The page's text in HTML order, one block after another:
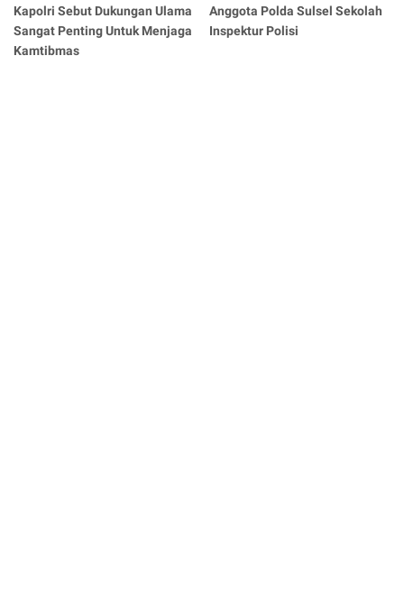
Kapolri Sebut Dukungan Ulama
Sangat Penting Untuk Menjaga
Kamtibmas
Anggota Polda Sulsel Sekolah
Inspektur Polisi